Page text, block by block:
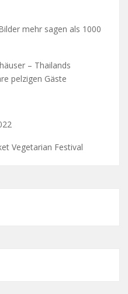
mehr sagen als 1000
– Thailands
pelzigen Gäste
Vegetarian Festival